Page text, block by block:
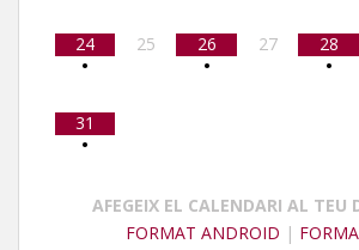
24
•
25
26
•
27
28
•
31
•
AFEGEIX EL CALENDARI AL TEU
FORMAT ANDROID |